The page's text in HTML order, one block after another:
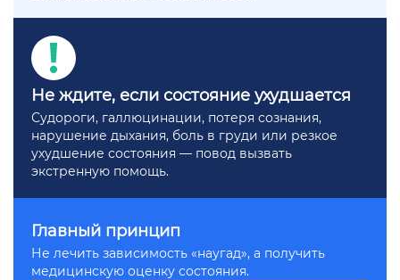
Не ждите, если состояние ухудшается
Судороги, галлюцинации, потеря сознания,
нарушение дыхания, боль в груди или резкое
ухудшение состояния — повод вызвать
экстренную помощь.
Главный принцип
Не лечить зависимость «наугад», а получить
медицинскую оценку состояния.